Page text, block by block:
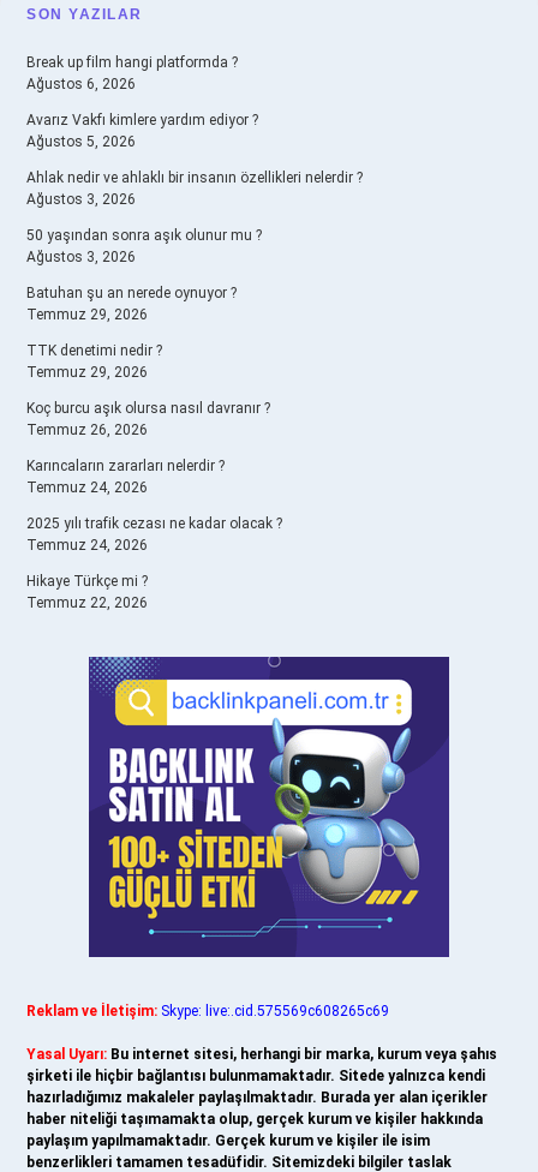
SIDEBAR
SON YAZILAR
Break up film hangi platformda ?
Ağustos 6, 2026
Avarız Vakfı kimlere yardım ediyor ?
Ağustos 5, 2026
Ahlak nedir ve ahlaklı bir insanın özellikleri nelerdir ?
Ağustos 3, 2026
50 yaşından sonra aşık olunur mu ?
Ağustos 3, 2026
Batuhan şu an nerede oynuyor ?
Temmuz 29, 2026
TTK denetimi nedir ?
Temmuz 29, 2026
Koç burcu aşık olursa nasıl davranır ?
Temmuz 26, 2026
Karıncaların zararları nelerdir ?
Temmuz 24, 2026
2025 yılı trafik cezası ne kadar olacak ?
Temmuz 24, 2026
Hikaye Türkçe mi ?
Temmuz 22, 2026
Reklam ve İletişim: Skype: live:.cid.575569c608265c69
Yasal Uyarı: Bu internet sitesi, herhangi bir marka, kurum veya şahıs
şirketi ile hiçbir bağlantısı bulunmamaktadır. Sitede yalnızca kendi
hazırladığımız makaleler paylaşılmaktadır. Burada yer alan içerikler
haber niteliği taşımamakta olup, gerçek kurum ve kişiler hakkında
paylaşım yapılmamaktadır. Gerçek kurum ve kişiler ile isim
benzerlikleri tamamen tesadüfidir. Sitemizdeki bilgiler taslak